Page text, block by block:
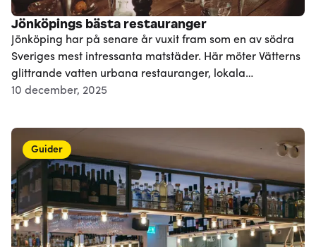
Jönköpings bästa restauranger
Jönköping har på senare år vuxit fram som en av södra
Sveriges mest intressanta matstäder. Här möter Vätterns
glittrande vatten urbana restauranger, lokala
producenter och kreativa kockar med passion för
bistros, livliga barer och avslappnade sjönära pärlor.
Här är en guide till några av de bästa ställena att äta,
dricka och njuta på i Jönköping.
10 december, 2025
Guider